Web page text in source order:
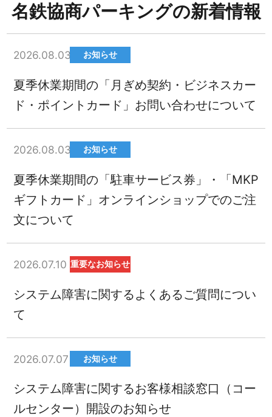
名鉄協商パーキングの新着情報
2026.08.03 お知らせ
夏季休業期間の「月ぎめ契約・ビジネスカー
ド・ポイントカード」お問い合わせについて
2026.08.03 お知らせ
夏季休業期間の「駐車サービス券」・「MKP
ギフトカード」オンラインショップでのご注
文について
2026.07.10 重要なお知らせ
システム障害に関するよくあるご質問につい
て
2026.07.07 お知らせ
システム障害に関するお客様相談窓口（コー
ルセンター）開設のお知らせ